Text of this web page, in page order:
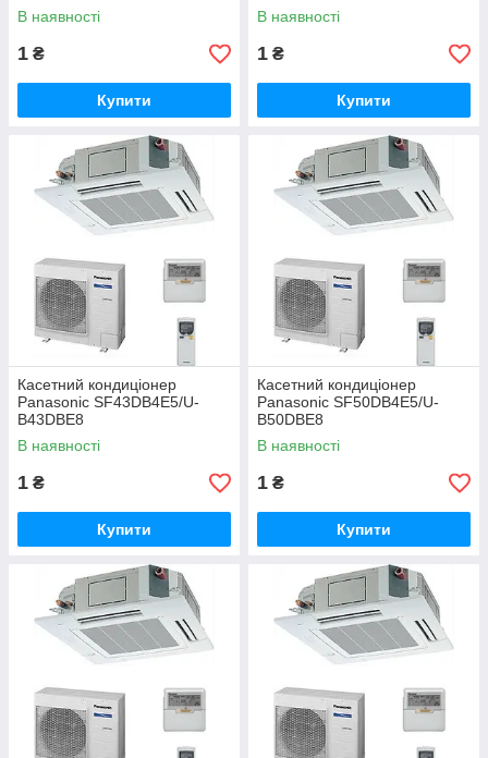
В наявності
1 ₴
Купити
В наявності
1 ₴
Купити
Касетний кондиціонер
Panasonic SF43DB4E5/U-
B43DBE8
В наявності
1 ₴
Купити
Касетний кондиціонер
Panasonic SF50DB4E5/U-
B50DBE8
В наявності
1 ₴
Купити